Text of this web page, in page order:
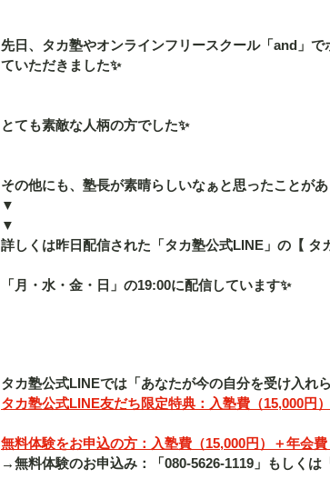
先日、タカ塾やオンラインフリースクール「and」
ていただきました✨
とても素敵な人柄の方でした✨
その他にも、塾長が素晴らしいなぁと思ったことが
▼
▼
詳しくは昨日配信された「タカ塾公式LINE」の【 タ
「月・水・金・日」の19:00に配信しています✨
タカ塾公式LINEでは「あなたが今の自分を受け入れ
タカ塾公式LINE友だち限定特典：入塾費（15,000円
無料体験をお申込の方：入塾費（15,000円）＋年会費
→無料体験のお申込み：「080-5626-1119」もしくは